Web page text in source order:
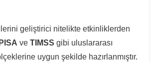
geliştirici nitelikte etkinliklerden
PISA ve TIMSS gibi uluslararası
uygun şekilde hazırlanmıştır.